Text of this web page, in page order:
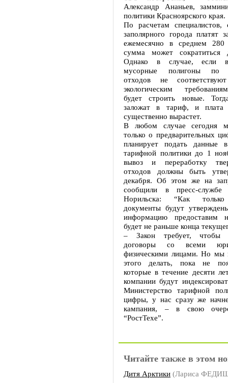
Александр Ананьев,
политики Красноярского края.
По расчетам специалистов,
заполярного города платят
ежемесячно в среднем
сумма может
Однако в случае, если
мусорные полигоны по
отходов не
экологическим
будет строить новые.
заложат в тариф, и плата
существенно вырастет.
В любом случае сегодня
только о предварительных
планирует подать данные
тарифной политики до 1
вывоз и переработку
отходов должны быть
декабря. Об этом же на
сообщили в пресс-службе
Норильска: “Как только
документы будут
информацию предоставим
будет не раньше конца
– Закон требует, чтобы
договоры со всеми
физическими лицами. Но мы
этого делать, пока не
которые в течение десяти
компании будут
Министерство тарифной
цифры, у нас сразу же
кампания, – в свою
“РостТехе”.
Читайте также в этом
Дитя Арктики (Лариса